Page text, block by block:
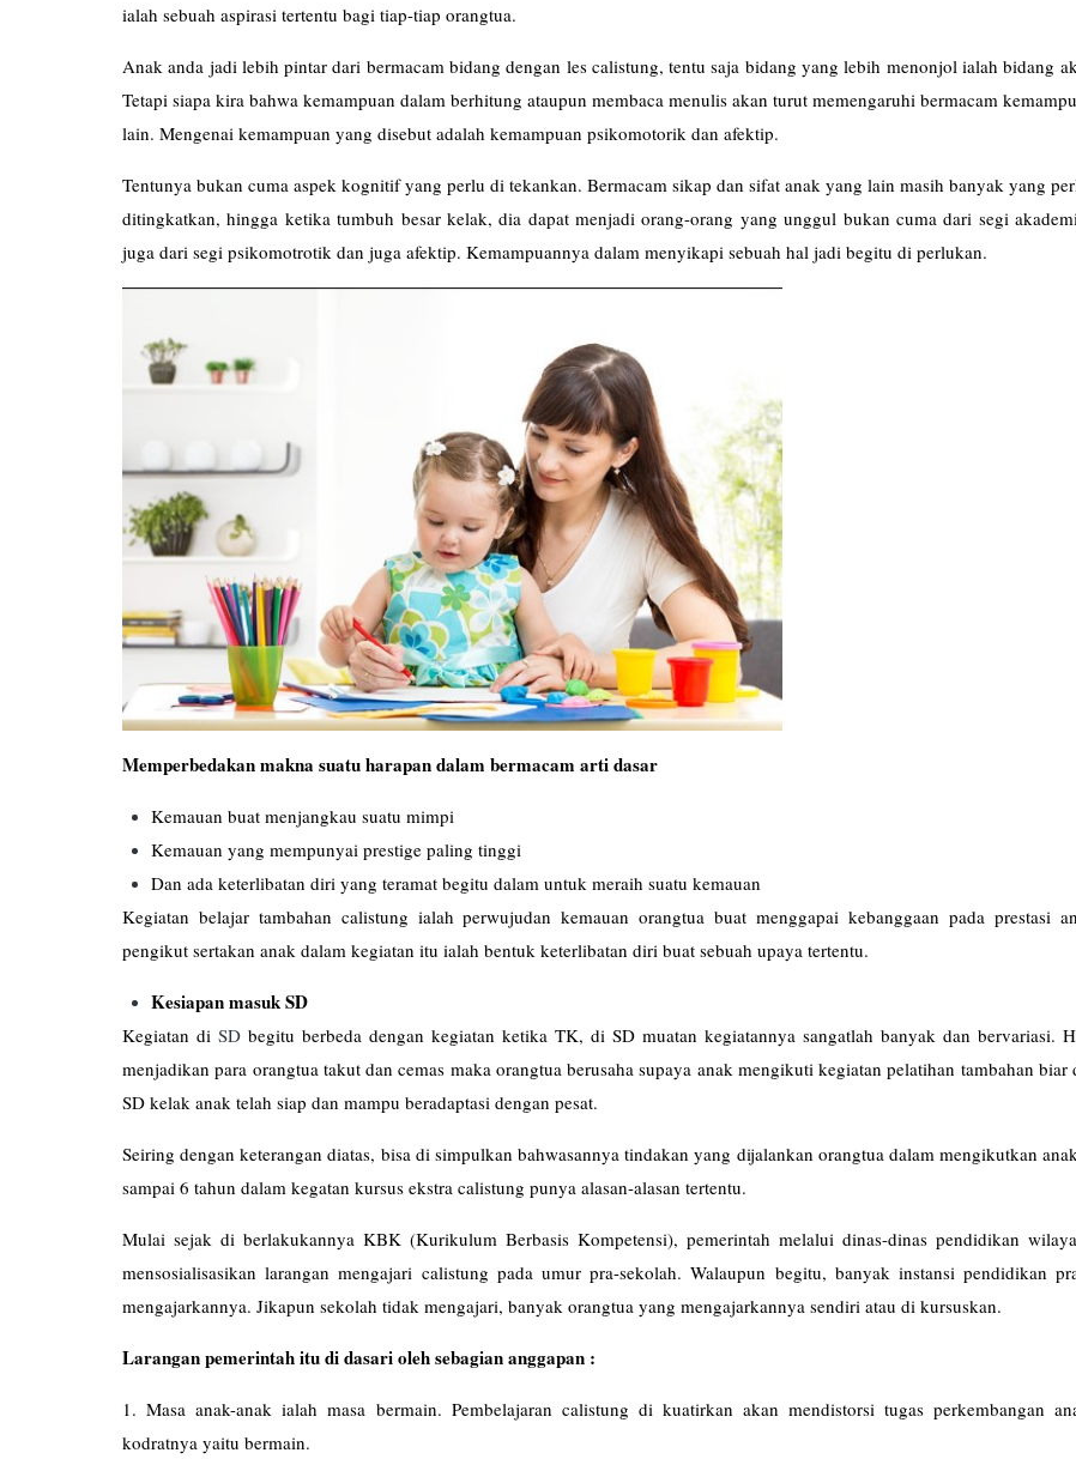
ialah sebuah aspirasi tertentu bagi tiap-tiap orangtua.
Anak anda jadi lebih pintar dari bermacam bidang dengan les calistung, tentu saja bidang yang lebih menonjol ialah bidang
Tetapi siapa kira bahwa kemampuan dalam berhitung ataupun membaca menulis akan turut memengaruhi bermacam
lain. Mengenai kemampuan yang disebut adalah kemampuan psikomotorik dan afektip.
Tentunya bukan cuma aspek kognitif yang perlu di tekankan. Bermacam sikap dan sifat anak yang lain masih banyak yang
ditingkatkan, hingga ketika tumbuh besar kelak, dia dapat menjadi orang-orang yang unggul bukan cuma dari segi
juga dari segi psikomotrotik dan juga afektip. Kemampuannya dalam menyikapi sebuah hal jadi begitu di perlukan.
Memperbedakan makna suatu harapan dalam bermacam arti dasar
Kemauan buat menjangkau suatu mimpi
Kemauan yang mempunyai prestige paling tinggi
Dan ada keterlibatan diri yang teramat begitu dalam untuk meraih suatu kemauan
Kegiatan belajar tambahan calistung ialah perwujudan kemauan orangtua buat menggapai kebanggaan pada prestasi
pengikut sertakan anak dalam kegiatan itu ialah bentuk keterlibatan diri buat sebuah upaya tertentu.
Kesiapan masuk SD
Kegiatan di SDbegitu berbeda dengan kegiatan ketika TK, di SD muatan kegiatannya sangatlah banyak dan bervariasi.
menjadikan para orangtua takut dan cemas maka orangtua berusaha supaya anak mengikuti kegiatan pelatihan tambahan
SD kelak anak telah siap dan mampu beradaptasi dengan pesat.
Seiring dengan keterangan diatas, bisa di simpulkan bahwasannya tindakan yang dijalankan orangtua dalam mengikutkan
sampai 6 tahun dalam kegatan kursus ekstra calistung punya alasan-alasan tertentu.
Mulai sejak di berlakukannya KBK (Kurikulum Berbasis Kompetensi), pemerintah melalui dinas-dinas pendidikan
mensosialisasikan larangan mengajari calistung pada umur pra-sekolah. Walaupun begitu, banyak instansi pendidikan
mengajarkannya. Jikapun sekolah tidak mengajari, banyak orangtua yang mengajarkannya sendiri atau di kursuskan.
Larangan pemerintah itu di dasari oleh sebagian anggapan :
1. Masa anak-anak ialah masa bermain. Pembelajaran calistung di kuatirkan akan mendistorsi tugas perkembangan
kodratnya yaitu bermain.